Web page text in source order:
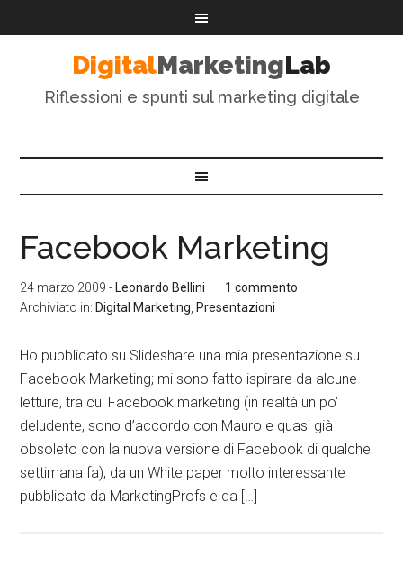
DigitalMarketingLab
Riflessioni e spunti sul marketing digitale
Facebook Marketing
24 marzo 2009 - Leonardo Bellini
1 commento
Archiviato in: Digital Marketing Presentazioni
Ho pubblicato su Slideshare una mia presentazione su
Facebook Marketing; mi sono fatto ispirare da alcune
letture, tra cui Facebook marketing (in realtà un po’
deludente, sono d’accordo con Mauro e quasi già
obsoleto con la nuova versione di Facebook di qualche
settimana fa), da un White paper molto interessante
pubblicato da MarketingProfs e da […]